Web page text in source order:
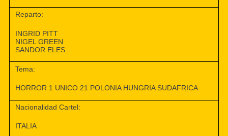
Reparto:
INGRID PITT
NIGEL GREEN
SANDOR ELES
Tema:
HORROR 1 UNICO 21 POLONIA HUNGRIA SUDAFRICA
Nacionalidad Cartel:
ITALIA